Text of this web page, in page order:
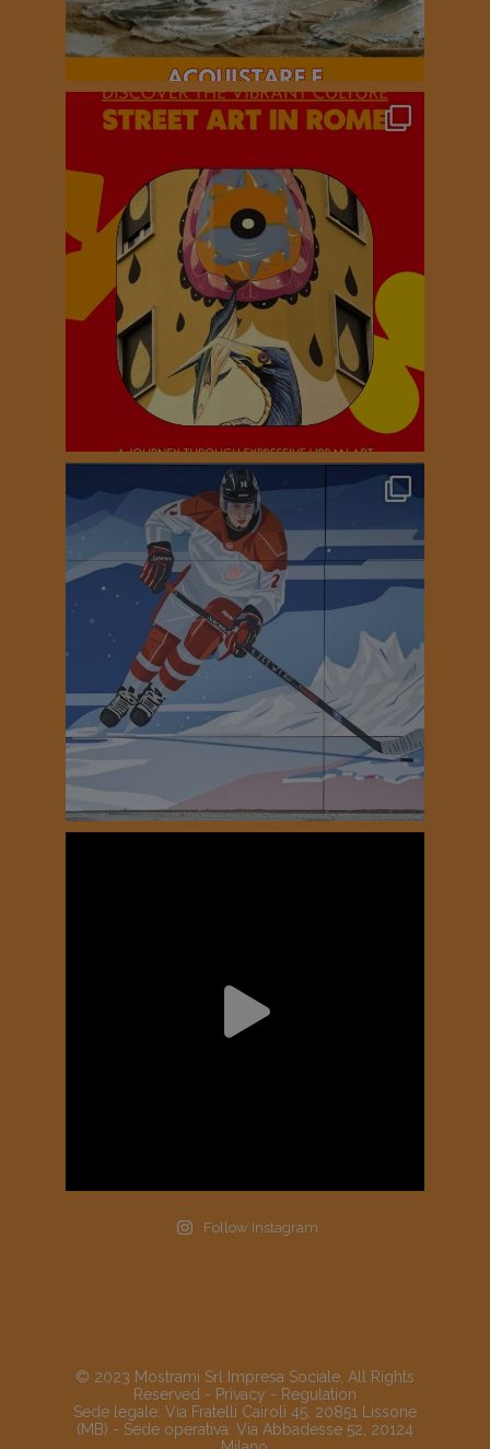
Follow Instagram
© 2023 Mostrami Srl Impresa Sociale, All Rights
Reserved - Privacy - Regulation
Sede legale: Via Fratelli Cairoli 45, 20851 Lissone
(MB) - Sede operativa: Via Abbadesse 52, 20124